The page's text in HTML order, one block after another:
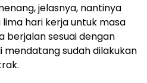
jelasnya, nantinya
hari kerja untuk masa
berjalan sesuai dengan
mendatang sudah dilakukan